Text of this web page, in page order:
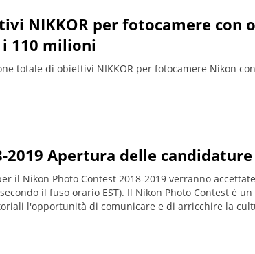
NIKKOR per fotocamere con
110 milioni
totale di obiettivi NIKKOR per fotocamere Nikon
2019 Apertura delle candidature
il Nikon Photo Contest 2018-2019 verranno
il fuso orario EST). Il Nikon Photo Contest è
l'opportunità di comunicare e di arricchire la